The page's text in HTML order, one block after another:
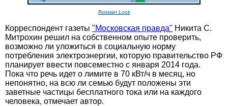
Russian Look
Корреспондент газеты "Московская правда" Никита С.
Митрохин решил на собственном опыте проверить,
возможно ли уложиться в социальную норму
потребления электроэнергии, которую правительство РФ
планирует ввести повсеместно с января 2014 года.
Пока что речь идет о лимите в 70 кВт/ч в месяц, но
непонятно, на всю ли семью будут положены эти
заветные частицы бесплатного тока или на каждого
человека, отмечает автор.